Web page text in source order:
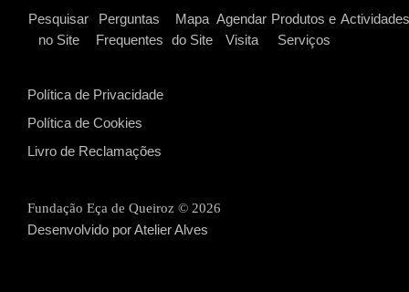
Pesquisar
no Site
Perguntas
Frequentes
Mapa
do Site
Agendar
Visita
Produtos e
Serviços
Actividades
Política de Privacidade
Política de Cookies
Livro de Reclamações
Fundação Eça de Queiroz © 2026
Desenvolvido por Atelier Alves